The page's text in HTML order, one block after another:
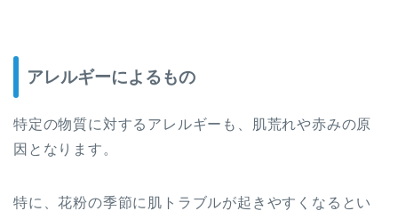
アレルギーによるもの
特定の物質に対するアレルギーも、肌荒れや赤みの原
因となります。
特に、花粉の季節に肌トラブルが起きやすくなるとい